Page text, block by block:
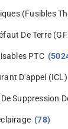
(fusibles
De Terre
PTC
D'appel (ICL)
Suppression
(78)